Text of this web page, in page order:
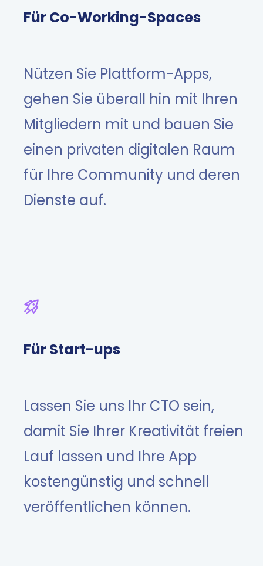
Für Co-Working-Spaces
Nützen Sie Plattform-Apps,
gehen Sie überall hin mit Ihren
Mitgliedern mit und bauen Sie
einen privaten digitalen Raum
für Ihre Community und deren
Dienste auf.
Für Start-ups
Lassen Sie uns Ihr CTO sein,
damit Sie Ihrer Kreativität freien
Lauf lassen und Ihre App
kostengünstig und schnell
veröffentlichen können.